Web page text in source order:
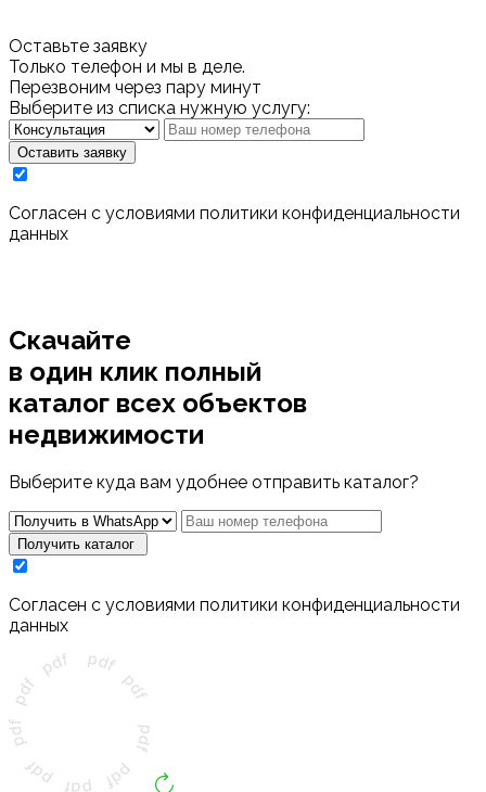
Оставьте заявку
Только телефон и мы в деле.
Перезвоним через пару минут
Выберите из списка нужную услугу:
Оставить заявку
Cогласен с условиями политики конфиденциальности
данных
Скачайте
в один клик полный
каталог всех объектов
недвижимости
Выберите куда вам удобнее отправить каталог?
Получить каталог
Cогласен с условиями политики конфиденциальности
данных